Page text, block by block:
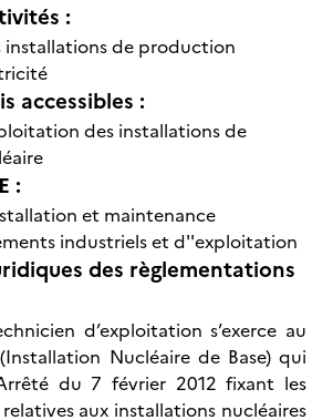
:
installations de production
accessibles :
des installations de
:
et maintenance
industriels et d''exploitation
des règlementations
d’exploitation s’exerce au
Nucléaire de Base) qui
du 7 février 2012 fixant les
relatives aux installations nucléaires